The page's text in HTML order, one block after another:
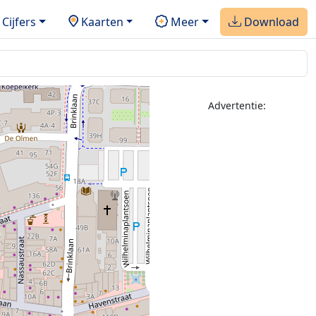
Cijfers Kaarten Meer Download
Advertentie: